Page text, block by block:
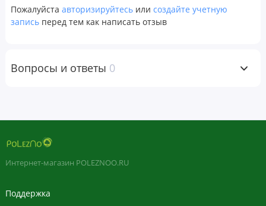
полезных веществ.
Гипромеллоза (вегетарианская капсула).
Пожалуйста авторизируйтесь или создайте учетную
запись перед тем как написать отзыв
Вопросы и ответы 0
Интернет-магазин POLEZNOO.RU
Поддержка